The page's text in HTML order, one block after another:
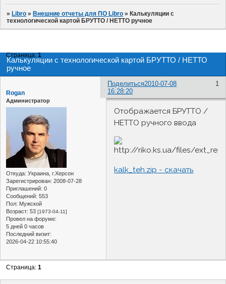
»Libro »Внешние отчеты для ПО Libro »Калькуляции с
технологической картой БРУТТО / НЕТТО ручное
Калькуляции с технологической картой БРУТТО / НЕТТО
ручное
Страница:1
Поделиться 1
2010-07-08
16:28:20
Rogan
Администратор
Откуда: Украина, г.Херсон
Зарегистрирован: 2008-07-28
Приглашений: 0
Сообщений: 553
Пол: Мужской
Возраст: 53 [1973-04-11]
Провел на форуме:
5 дней 0 часов
Последний визит:
2026-04-22 10:55:40
Отображается БРУТТО /
НЕТТО ручного ввода
kalk_teh.zip - скачать
Страница:1